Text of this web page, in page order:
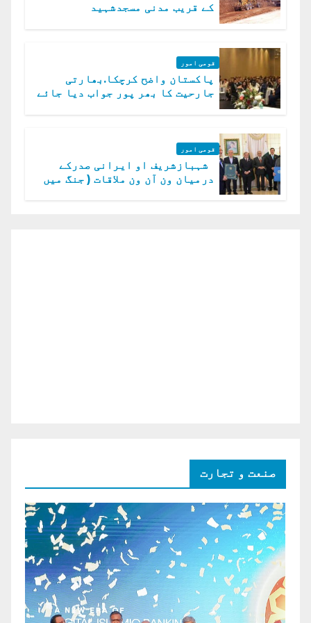
کے قریب مدنی مسجدشہید
قومی امور
پاکستان واضح کرچکا.بھارتی
جارحیت کا بھر پور جواب دیا جائے
قومی امور
شہبازشریف او ایرانی صدرکے
درمیان ون آن ون ملاقات ( جنگ میں
صنعت و تجارت